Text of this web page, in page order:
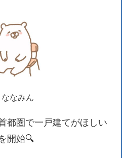
ななみん
都圏で一戸建てがほしい
開始🔍